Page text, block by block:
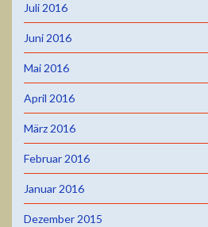
Juli 2016
Juni 2016
Mai 2016
April 2016
März 2016
Februar 2016
Januar 2016
Dezember 2015